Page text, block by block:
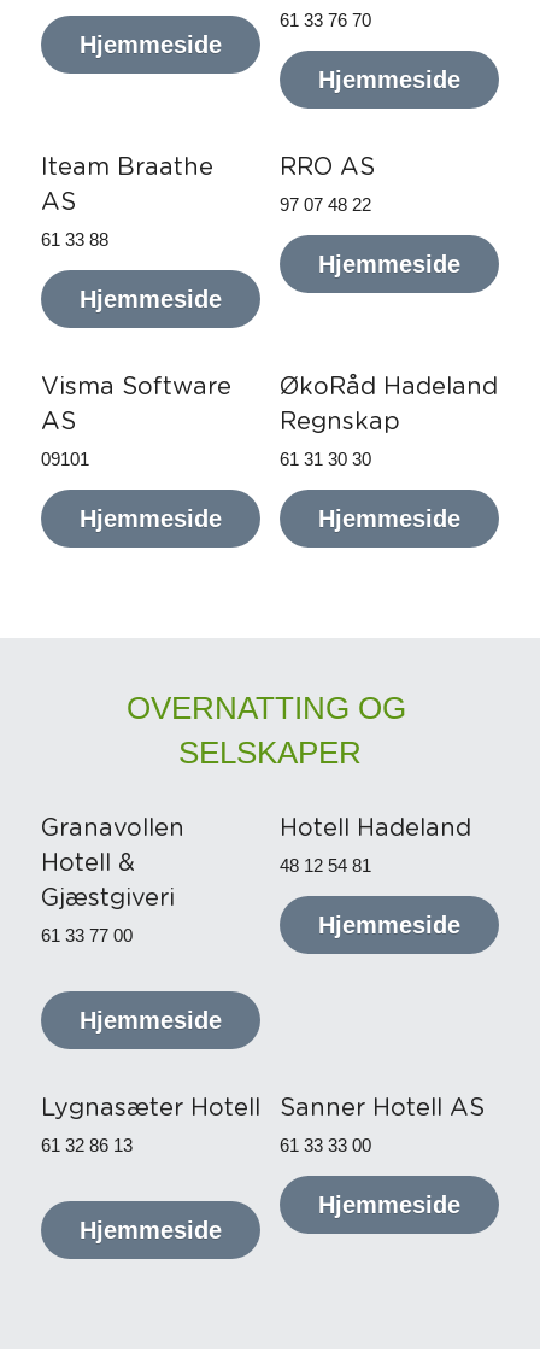
Hjemmeside
61 33 76 70
Hjemmeside
Iteam Braathe
AS
61 33 88
Hjemmeside
RRO AS
97 07 48 22
Hjemmeside
Visma Software
AS
09101
Hjemmeside
ØkoRåd Hadeland
Regnskap
61 31 30 30
Hjemmeside
OVERNATTING OG
SELSKAPER
Granavollen
Hotell &
Gjæstgiveri
61 33 77 00
Hjemmeside
Hotell Hadeland
48 12 54 81
Hjemmeside
Lygnasæter Hotell
61 32 86 13
Hjemmeside
Sanner Hotell AS
61 33 33 00
Hjemmeside